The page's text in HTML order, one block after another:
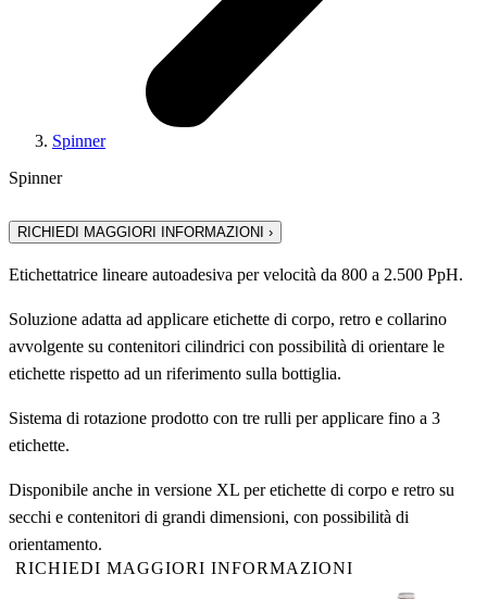
Spinner
Spinner
RICHIEDI MAGGIORI INFORMAZIONI ›
Etichettatrice lineare autoadesiva per velocità da 800 a 2.500 PpH.
Soluzione adatta ad applicare etichette di corpo, retro e collarino
avvolgente su contenitori cilindrici con possibilità di orientare le
etichette rispetto ad un riferimento sulla bottiglia.
Sistema di rotazione prodotto con tre rulli per applicare fino a 3
etichette.
Disponibile anche in versione XL per etichette di corpo e retro su
secchi e contenitori di grandi dimensioni, con possibilità di
orientamento.
RICHIEDI MAGGIORI INFORMAZIONI